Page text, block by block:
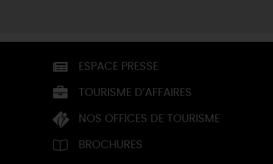
ESPACE PRESSE
TOURISME D’AFFAIRES
NOS OFFICES DE TOURISME
BROCHURES